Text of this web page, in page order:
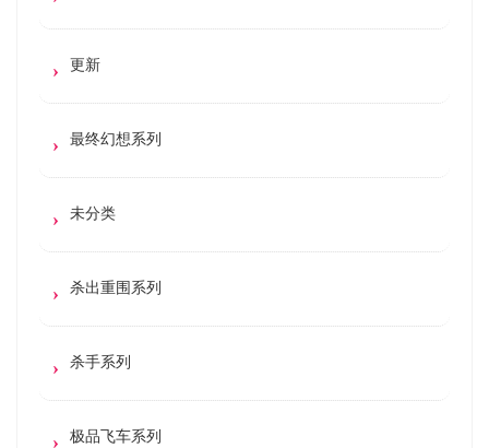
更新
最终幻想系列
未分类
杀出重围系列
杀手系列
极品飞车系列